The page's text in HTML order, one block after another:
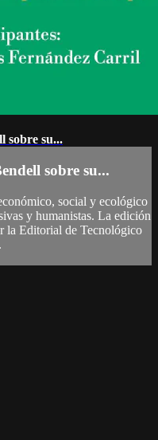
sobre su...
sobre su...
social y ecológico
y humanistas. La edición
la Editorial de Tecnológico